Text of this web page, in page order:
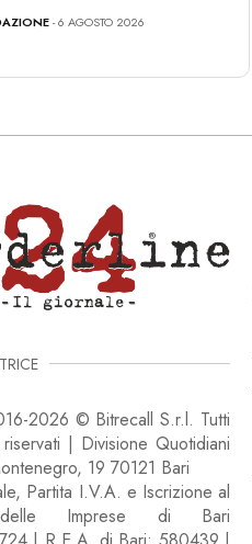
- 6 AGOSTO 2026
2026 © Bitrecall S.r.l. Tutti
| Divisione Quotidiani
19 70121 Bari
Partita I.V.A. e Iscrizione al
Imprese di Bari